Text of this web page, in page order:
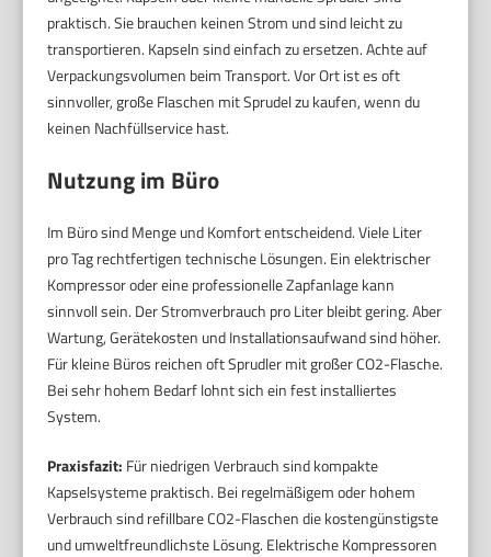
praktisch. Sie brauchen keinen Strom und sind leicht zu
transportieren. Kapseln sind einfach zu ersetzen. Achte auf
Verpackungsvolumen beim Transport. Vor Ort ist es oft
sinnvoller, große Flaschen mit Sprudel zu kaufen, wenn du
keinen Nachfüllservice hast.
Nutzung im Büro
Im Büro sind Menge und Komfort entscheidend. Viele Liter
pro Tag rechtfertigen technische Lösungen. Ein elektrischer
Kompressor oder eine professionelle Zapfanlage kann
sinnvoll sein. Der Stromverbrauch pro Liter bleibt gering. Aber
Wartung, Gerätekosten und Installationsaufwand sind höher.
Für kleine Büros reichen oft Sprudler mit großer CO2-Flasche.
Bei sehr hohem Bedarf lohnt sich ein fest installiertes
System.
Praxisfazit: Für niedrigen Verbrauch sind kompakte
Kapselsysteme praktisch. Bei regelmäßigem oder hohem
Verbrauch sind refillbare CO2-Flaschen die kostengünstigste
und umweltfreundlichste Lösung. Elektrische Kompressoren